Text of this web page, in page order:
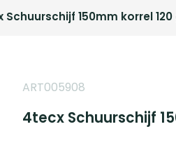
Schuurschijf 150mm korrel 120
ART005908
4tecx Schuurschijf